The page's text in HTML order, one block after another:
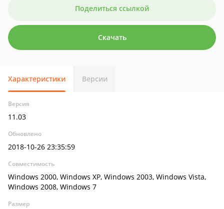
Поделиться ссылкой
Скачать
Характеристики Версии
Версия
11.03
Обновлено
2018-10-26 23:35:59
Совместимость
Windows 2000, Windows XP, Windows 2003, Windows Vista,
Windows 2008, Windows 7
Размер